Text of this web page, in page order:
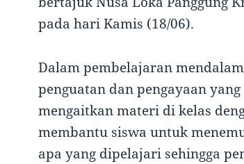
pada hari Kamis (18/06).
Dalam pembelajaran
penguatan dan pengayaan
mengaitkan materi di kelas
membantu siswa untuk
apa yang dipelajari sehingga